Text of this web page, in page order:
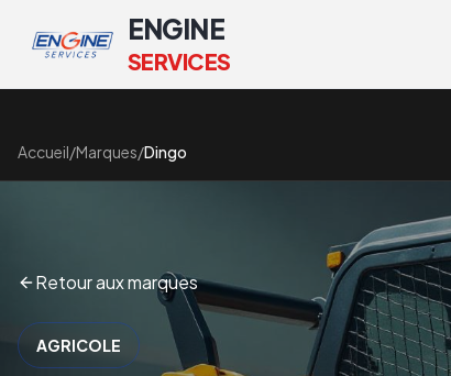
ENGINE
SERVICES
Accueil/Marques/Dingo
Retour aux marques
AGRICOLE